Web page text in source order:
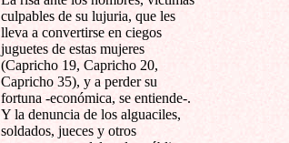
culpables de su lujuria, que les
lleva a convertirse en ciegos
juguetes de estas mujeres
(Capricho 19, Capricho 20,
Capricho 35), y a perder su
fortuna -económica, se entiende-.
Y la denuncia de los alguaciles,
soldados, jueces y otros